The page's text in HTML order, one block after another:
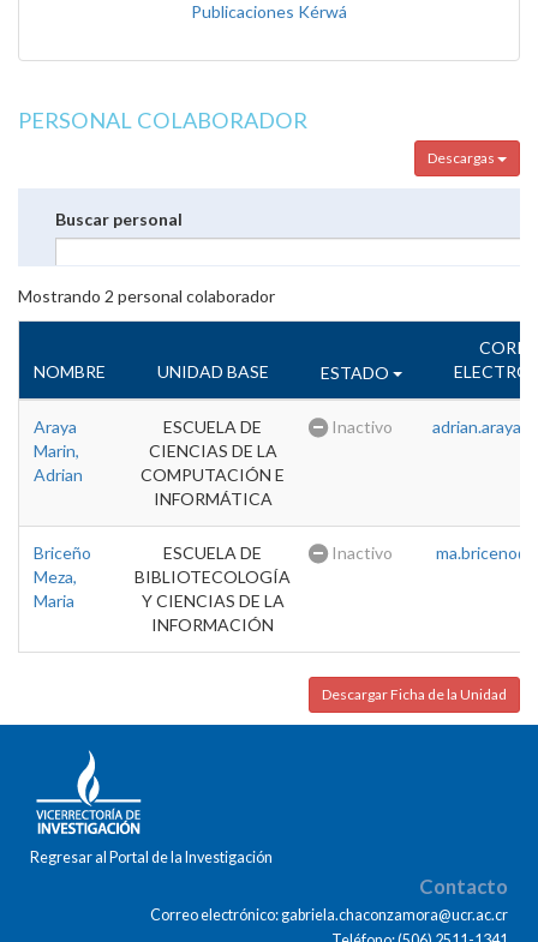
Publicaciones Kérwá
PERSONAL COLABORADOR
Descargas
Buscar personal
Mostrando 2 personal colaborador
NOMBRE UNIDAD BASE ESTADO
Araya
Marin,
Adrian
ESCUELA DE
CIENCIAS DE LA
COMPUTACIÓN E
INFORMÁTICA
Inactivo
Briceño
Meza,
Maria
ESCUELA DE
BIBLIOTECOLOGÍA
Y CIENCIAS DE LA
INFORMACIÓN
Inactivo
Descargar Ficha de la Unidad
Regresar al Portal de la Investigación
Contacto
Correo electrónico: gabriela.chaconzamora@ucr.ac.cr